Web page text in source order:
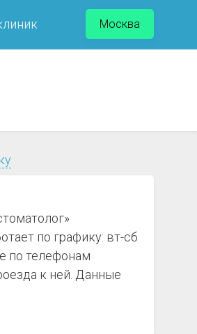
Москва
по графику: вт-сб
по телефонам
к ней. Данные